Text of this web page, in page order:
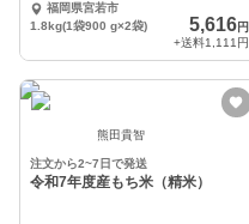
福岡県宮若市
1.8kg(1袋900 g×2袋)
5,616円
+送料1,111円
熊田貴智
注文から2~7日で発送
令和7年度産もち米（精米）